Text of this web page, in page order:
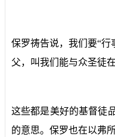
保罗祷告说，我们要“
父，叫我们能与众圣徒
这些都是美好的基督徒
的意思。保罗也在以弗